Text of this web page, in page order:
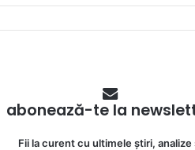
abonează-te la
Fii la curent cu ultimele știri, analize